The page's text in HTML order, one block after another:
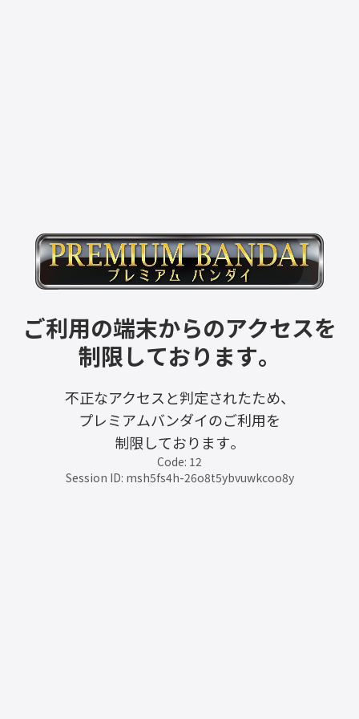
ご利用の端末からのアクセスを
制限しております。
不正なアクセスと判定されたため、
プレミアムバンダイのご利用を
制限しております。
Code: 12
Session ID: msh5fs4h-26o8t5ybvuwkcoo8y